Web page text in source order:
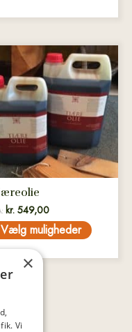
kr. 549,00
Vælg muligheder
×
Vi